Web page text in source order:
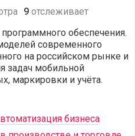
9 отслеживает
обеспечения.
современного
на российском рынке и
задач мобильной
маркировки и учёта.
бизнеса